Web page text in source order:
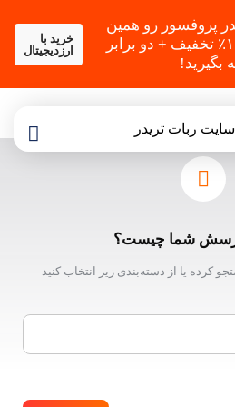
پروفسور رو همین
حالا با ارز دیجیتال بخر و ۱۰٪ تخفیف + دو برابر
بگیرید!
خرید با
ارزدیجیتال
شما چیست؟
کرده یا از دسته‌بندی زیر انتخاب کنید